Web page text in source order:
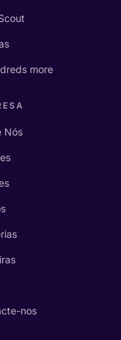
more
Nós
nos